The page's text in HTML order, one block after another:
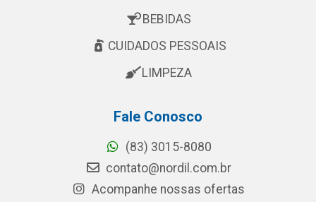
BEBIDAS
CUIDADOS PESSOAIS
LIMPEZA
Fale Conosco
(83) 3015-8080
contato@nordil.com.br
Acompanhe nossas ofertas